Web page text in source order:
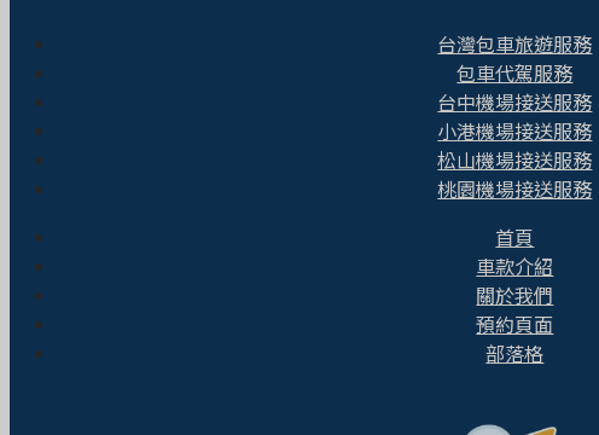
台灣包車旅遊服務
包車代駕服務
台中機場接送服務
小港機場接送服務
松山機場接送服務
桃園機場接送服務
首頁
車款介紹
關於我們
預約頁面
部落格